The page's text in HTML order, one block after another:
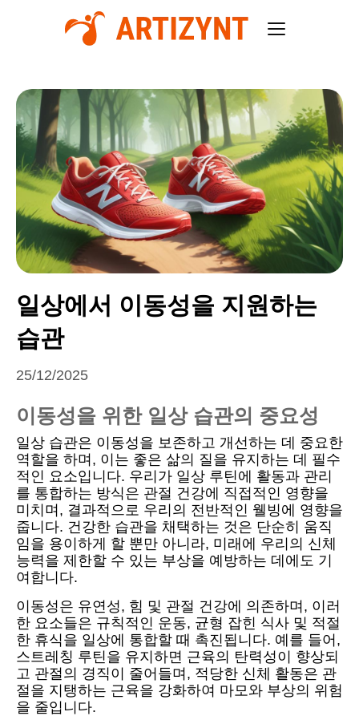
일상에서 이동성을 지원하는
습관
25/12/2025
이동성을 위한 일상 습관의 중요성
일상 습관은 이동성을 보존하고 개선하는 데 중요한
역할을 하며, 이는 좋은 삶의 질을 유지하는 데 필수
적인 요소입니다. 우리가 일상 루틴에 활동과 관리
를 통합하는 방식은 관절 건강에 직접적인 영향을
미치며, 결과적으로 우리의 전반적인 웰빙에 영향을
줍니다. 건강한 습관을 채택하는 것은 단순히 움직
임을 용이하게 할 뿐만 아니라, 미래에 우리의 신체
능력을 제한할 수 있는 부상을 예방하는 데에도 기
여합니다.
이동성은 유연성, 힘 및 관절 건강에 의존하며, 이러
한 요소들은 규칙적인 운동, 균형 잡힌 식사 및 적절
한 휴식을 일상에 통합할 때 촉진됩니다. 예를 들어,
스트레칭 루틴을 유지하면 근육의 탄력성이 향상되
고 관절의 경직이 줄어들며, 적당한 신체 활동은 관
절을 지탱하는 근육을 강화하여 마모와 부상의 위험
을 줄입니다.